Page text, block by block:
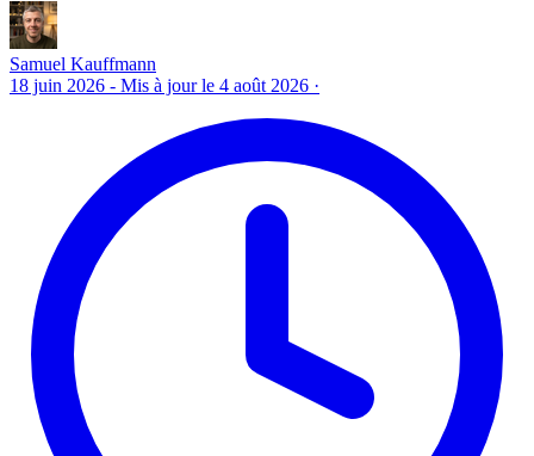
Samuel Kauffmann
18 juin 2026 - Mis à jour le 4 août 2026 ·